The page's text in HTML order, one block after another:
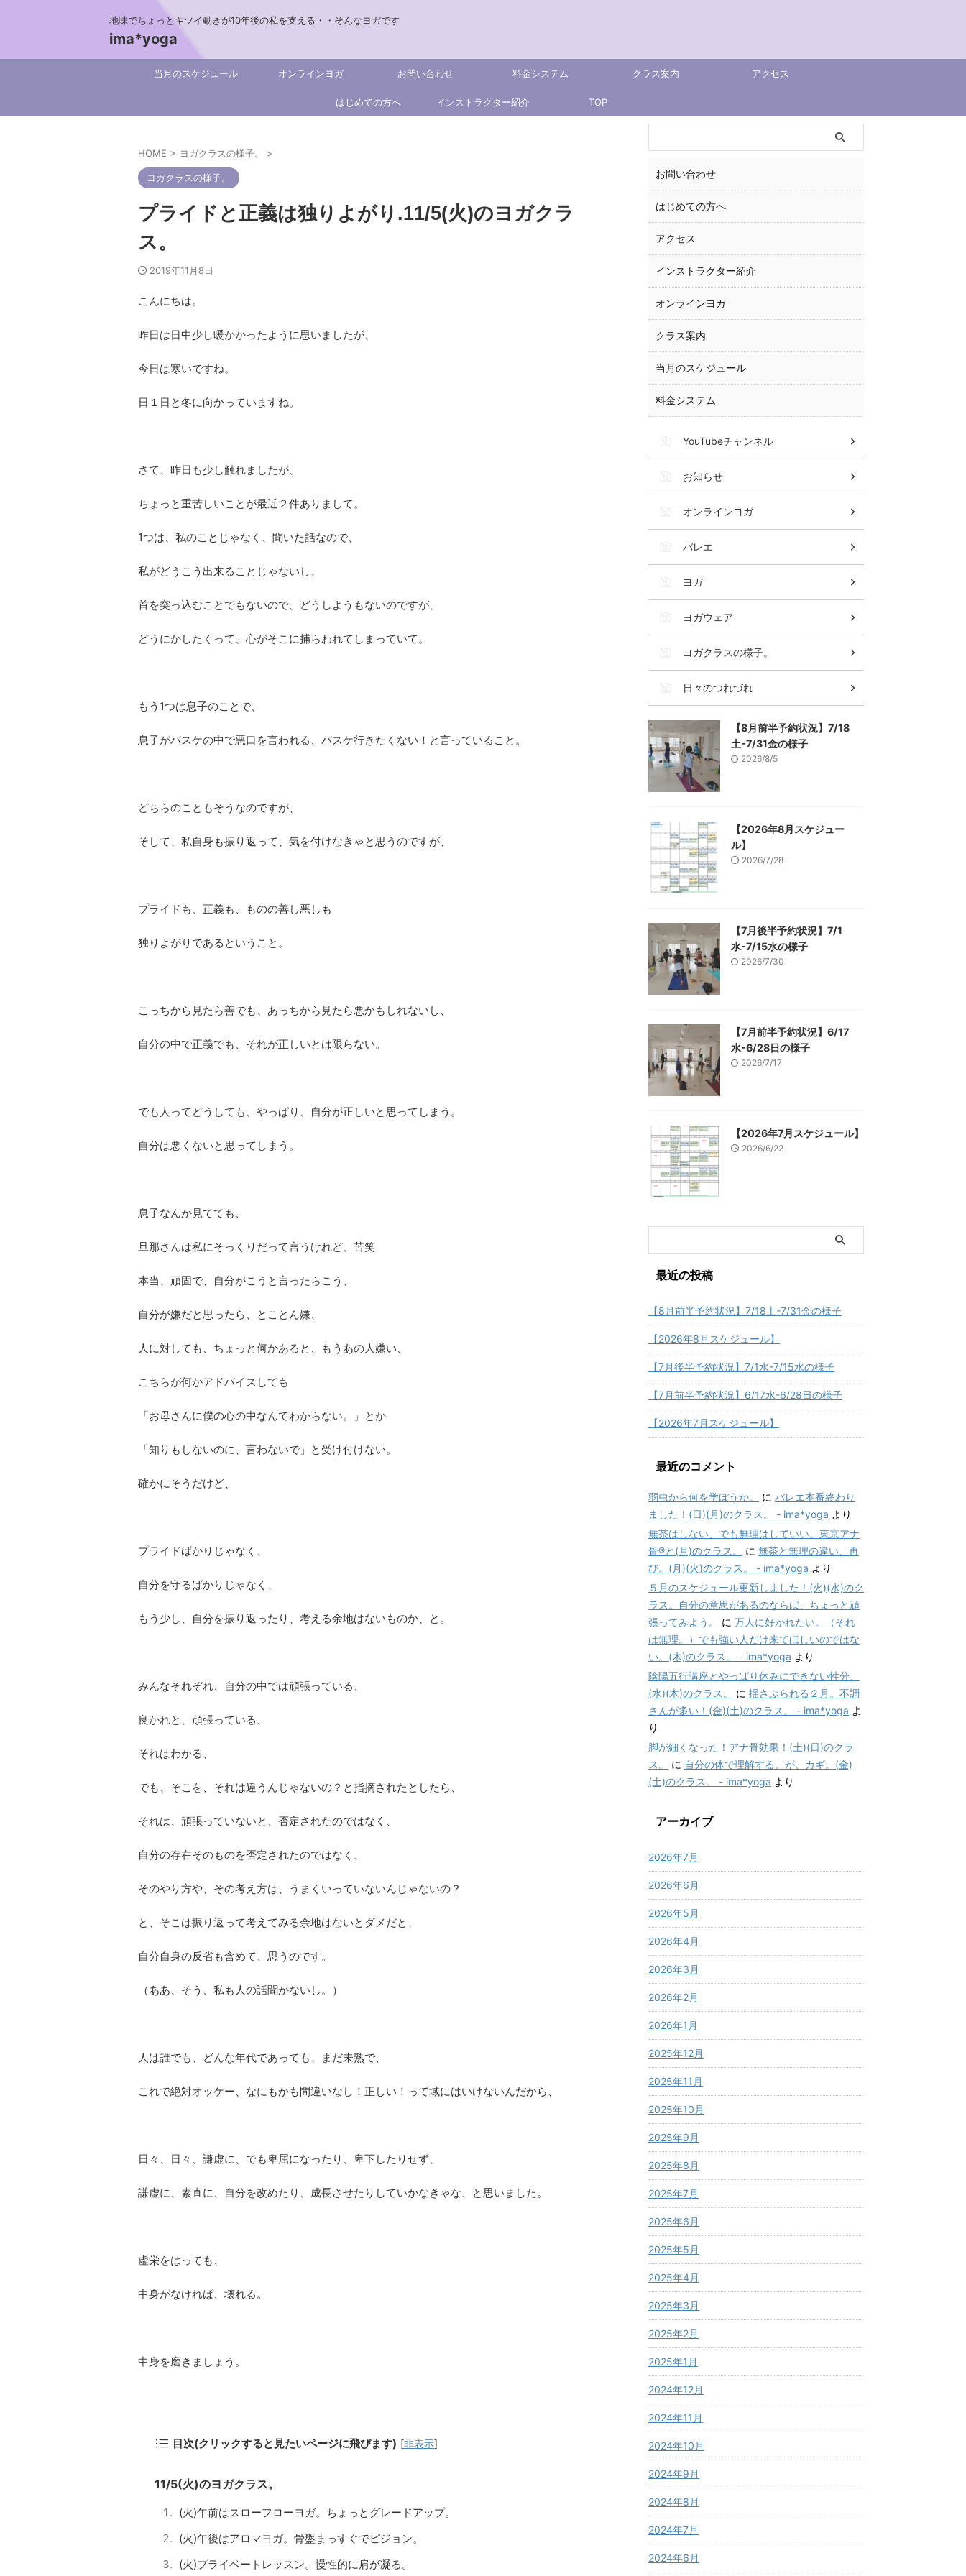
地味でちょっとキツイ動きが10年後の私を支える・・そんなヨガです
ima*yoga
当月のスケジュール オンラインヨガ お問い合わせ 料金システム クラス案内 アクセス
はじめての方へ インストラクター紹介 TOP
HOME > ヨガクラスの様子。 >
ヨガクラスの様子。
プライドと正義は独りよがり.11/5(火)のヨガクラ
ス。
2019年11月8日
こんにちは。
昨日は日中少し暖かかったように思いましたが、
今日は寒いですね。
日１日と冬に向かっていますね。
さて、昨日も少し触れましたが、
ちょっと重苦しいことが最近２件ありまして。
1つは、私のことじゃなく、聞いた話なので、
私がどうこう出来ることじゃないし、
首を突っ込むことでもないので、どうしようもないのですが、
どうにかしたくって、心がそこに捕らわれてしまっていて。
もう1つは息子のことで、
息子がバスケの中で悪口を言われる、バスケ行きたくない！と言っていること。
どちらのこともそうなのですが、
そして、私自身も振り返って、気を付けなきゃと思うのですが、
プライドも、正義も、ものの善し悪しも
独りよがりであるということ。
こっちから見たら善でも、あっちから見たら悪かもしれないし、
自分の中で正義でも、それが正しいとは限らない。
でも人ってどうしても、やっぱり、自分が正しいと思ってしまう。
自分は悪くないと思ってしまう。
息子なんか見てても、
旦那さんは私にそっくりだって言うけれど、苦笑
本当、頑固で、自分がこうと言ったらこう、
自分が嫌だと思ったら、とことん嫌、
人に対しても、ちょっと何かあると、もうあの人嫌い、
こちらが何かアドバイスしても
「お母さんに僕の心の中なんてわからない。」とか
「知りもしないのに、言わないで」と受け付けない。
確かにそうだけど、
プライドばかりじゃなく、
自分を守るばかりじゃなく、
もう少し、自分を振り返ったり、考える余地はないものか、と。
みんなそれぞれ、自分の中では頑張っている、
良かれと、頑張っている、
それはわかる、
でも、そこを、それは違うんじゃないの？と指摘されたとしたら、
それは、頑張っていないと、否定されたのではなく、
自分の存在そのものを否定されたのではなく、
そのやり方や、その考え方は、うまくいっていないんじゃないの？
と、そこは振り返って考えてみる余地はないとダメだと、
自分自身の反省も含めて、思うのです。
（ああ、そう、私も人の話聞かないし。）
人は誰でも、どんな年代であっても、まだ未熟で、
これで絶対オッケー、なにもかも間違いなし！正しい！って域にはいけないんだから、
日々、日々、謙虚に、でも卑屈になったり、卑下したりせず、
謙虚に、素直に、自分を改めたり、成長させたりしていかなきゃな、と思いました。
虚栄をはっても、
中身がなければ、壊れる。
中身を磨きましょう。
目次(クリックすると見たいページに飛びます) [非表示]
11/5(火)のヨガクラス。
(火)午前はスローフローヨガ。ちょっとグレードアップ。
(火)午後はアロマヨガ。骨盤まっすぐでピジョン。
(火)プライベートレッスン。慢性的に肩が凝る。
お問い合わせ
はじめての方へ
アクセス
インストラクター紹介
オンラインヨガ
クラス案内
当月のスケジュール
料金システム
YouTubeチャンネル
お知らせ
オンラインヨガ
バレエ
ヨガ
ヨガウェア
ヨガクラスの様子。
日々のつれづれ
【8月前半予約状況】7/18
土-7/31金の様子
2026/8/5
【2026年8月スケジュー
ル】
2026/7/28
【7月後半予約状況】7/1
水-7/15水の様子
2026/7/30
【7月前半予約状況】6/17
水-6/28日の様子
2026/7/17
【2026年7月スケジュール】
2026/6/22
最近の投稿
【8月前半予約状況】7/18土-7/31金の様子
【2026年8月スケジュール】
【7月後半予約状況】7/1水-7/15水の様子
【7月前半予約状況】6/17水-6/28日の様子
【2026年7月スケジュール】
最近のコメント
弱虫から何を学ぼうか。 に バレエ本番終わり
ました！(日)(月)のクラス。 - ima*yoga より
無茶はしない、でも無理はしていい。東京アナ
骨®と(月)のクラス。
に 無茶と無理の違い、再
び。(月)(火)のクラス。 - ima*yoga より
５月のスケジュール更新しました！(火)(水)のク
ラス。自分の意思があるのならば、ちょっと頑
張ってみよう。
に 万人に好かれたい。（それ
は無理。）でも強い人だけ来てほしいのではな
い。(木)のクラス。 - ima*yoga より
陰陽五行講座とやっぱり休みにできない性分、
(水)(木)のクラス。
に 揺さぶられる２月。不調
さんが多い！(金)(土)のクラス。 - ima*yoga よ
り
脚が細くなった！アナ骨効果！(土)(日)のクラ
ス。
に 自分の体で理解する、が、カギ。(金)
(土)のクラス。 - ima*yoga より
アーカイブ
2026年7月
2026年6月
2026年5月
2026年4月
2026年3月
2026年2月
2026年1月
2025年12月
2025年11月
2025年10月
2025年9月
2025年8月
2025年7月
2025年6月
2025年5月
2025年4月
2025年3月
2025年2月
2025年1月
2024年12月
2024年11月
2024年10月
2024年9月
2024年8月
2024年7月
2024年6月